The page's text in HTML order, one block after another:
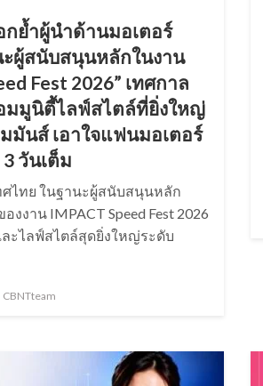
ย้ำผู้นำด้านมอเตอร์
ผู้สนับสนุนหลักในงาน
Fest 2026” เทศกาล
มมูนิตี้ไลฟ์สไตล์ที่ยิ่งใหญ่
มันส์ เอาใจแฟนมอเตอร์
วันเต็ม
ศไทย ในฐานะผู้สนับสนุนหลัก
งงาน IMPACT Speed Fest 2026
ะไลฟ์สไตล์สุดยิ่งใหญ่ระดับ
CBNTteam